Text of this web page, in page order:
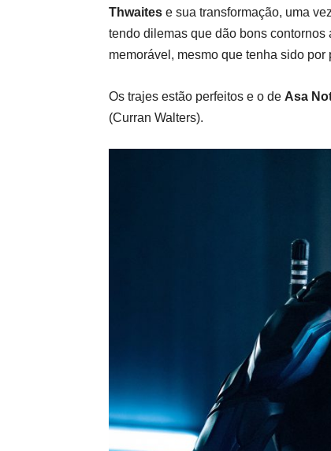
Thwaites e sua transformação, uma
tendo dilemas que dão bons contornos
memorável, mesmo que tenha sido por
Os trajes estão perfeitos e o de Asa
(Curran Walters).